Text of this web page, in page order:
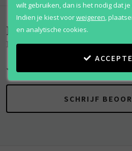
Beoordelingen
Midnight Musk
SCHRIJF
wilt gebruiken, dan is het nodig dat
Indien je kiest voorweigeren,
en analytische cookies.